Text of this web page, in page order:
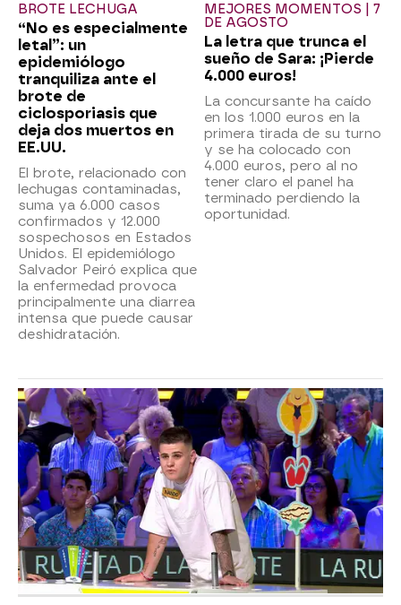
BROTE LECHUGA
“No es especialmente
letal”: un
epidemiólogo
tranquiliza ante el
brote de
ciclosporiasis que
deja dos muertos en
EE.UU.
El brote, relacionado con
lechugas contaminadas,
suma ya 6.000 casos
confirmados y 12.000
sospechosos en Estados
Unidos. El epidemiólogo
Salvador Peiró explica que
la enfermedad provoca
principalmente una diarrea
intensa que puede causar
deshidratación.
MEJORES MOMENTOS | 7
DE AGOSTO
La letra que trunca el
sueño de Sara: ¡Pierde
4.000 euros!
La concursante ha caído
en los 1.000 euros en la
primera tirada de su turno
y se ha colocado con
4.000 euros, pero al no
tener claro el panel ha
terminado perdiendo la
oportunidad.